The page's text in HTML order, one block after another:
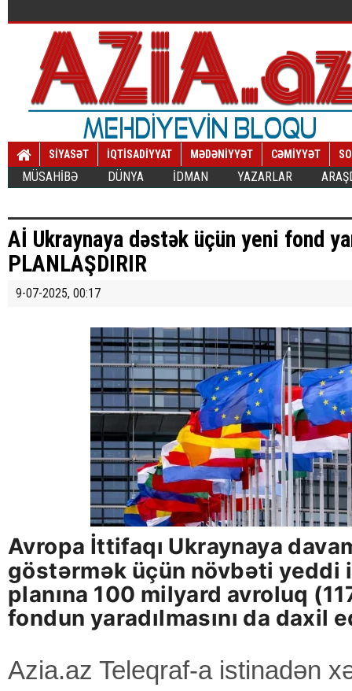
SİYASƏT İQTİSADİYYAT MƏDƏNİYYƏT CƏMİYYƏT
MÜSAHİBƏ DÜNYA İDMAN YAZARLAR
Aİ Ukraynaya dəstək üçün yeni fond
PLANLAŞDIRIR
9-07-2025, 00:17
Avropa İttifaqı Ukraynaya
göstərmək üçün növbəti yeddi
planına 100 milyard avroluq
fondun yaradılmasını da daxil
Azia.az Teleqraf-a istinadən